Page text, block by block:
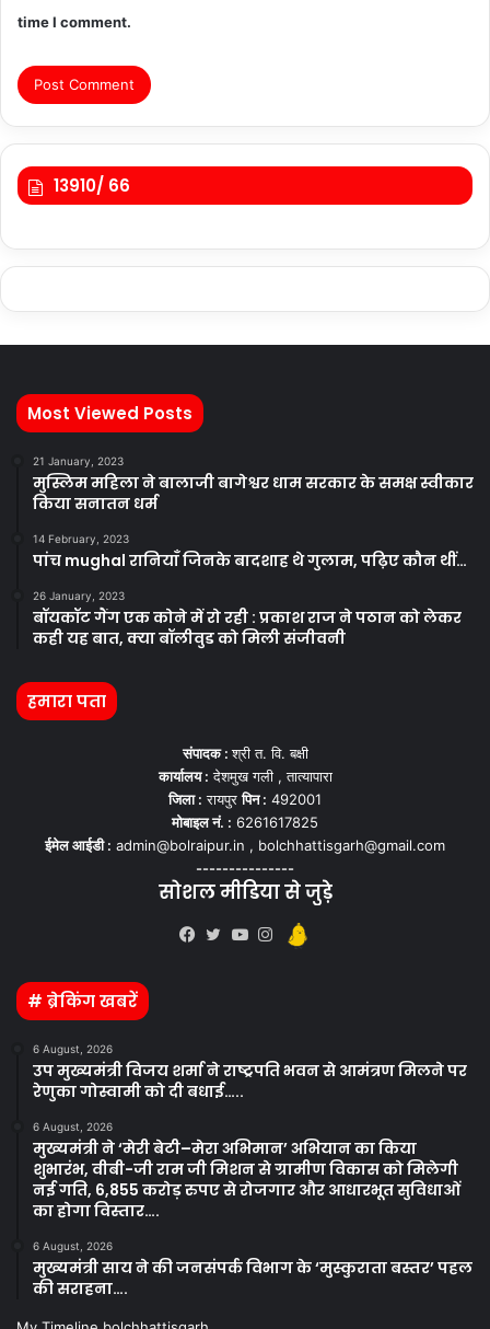
time I comment.
13910/ 66
Most Viewed Posts
21 January, 2023
मुस्लिम महिला ने बालाजी बागेश्वर धाम सरकार के समक्ष स्वीकार
किया सनातन धर्म
14 February, 2023
पांच mughal रानियाँ जिनके बादशाह थे गुलाम, पढ़िए कौन थीं…
26 January, 2023
बॉयकॉट गैंग एक कोने में रो रही : प्रकाश राज ने पठान को लेकर
कही यह बात, क्या बॉलीवुड को मिली संजीवनी
हमारा पता
संपादक :श्री त. वि. बक्षी
कार्यालय : देशमुख गली , तात्यापारा
जिला : रायपुरपिन : 492001
मोबाइल नं. : 6261617825
ईमेल आईडी : admin@bolraipur.in , bolchhattisgarh@gmail.com
---------------
सोशल मीडिया से जुड़े
# ब्रेकिंग खबरें
6 August, 2026
उप मुख्यमंत्री विजय शर्मा ने राष्ट्रपति भवन से आमंत्रण मिलने पर
रेणुका गोस्वामी को दी बधाई…..
6 August, 2026
मुख्यमंत्री ने ‘मेरी बेटी–मेरा अभिमान’ अभियान का किया
शुभारंभ, वीबी-जी राम जी मिशन से ग्रामीण विकास को मिलेगी
नई गति, 6,855 करोड़ रुपए से रोजगार और आधारभूत सुविधाओं
का होगा विस्तार….
6 August, 2026
मुख्यमंत्री साय ने की जनसंपर्क विभाग के ‘मुस्कुराता बस्तर’ पहल
की सराहना….